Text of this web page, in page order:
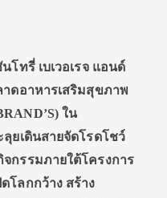
ทรี่ เบเวอเรจ แอนด์
าดอาหารเสริมสุขภาพ
ใน
ยเดินสายจัดโรดโชว์
จกรรมภายใต้โครงการ
ดโลกกว้าง สร้าง